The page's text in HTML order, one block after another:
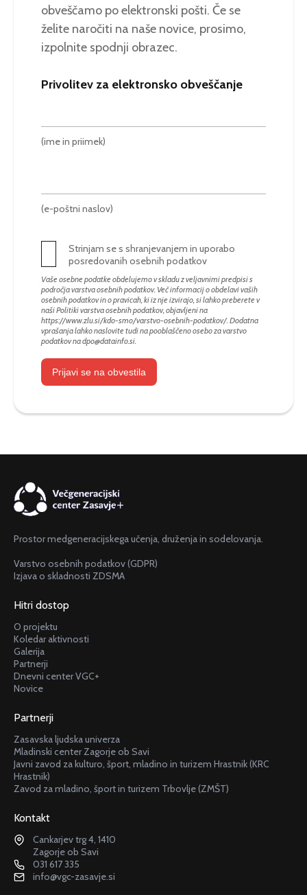
obveščamo po elektronski pošti. Če se
želite naročiti na naše novice, prosimo,
izpolnite spodnji obrazec.
Privolitev za elektronsko obveščanje
(ime in priimek)
(e-poštni naslov)
Strinjam se s shranjevanjem in uporabo
posredovanih osebnih podatkov
Vaše osebne podatke obdelujemo v skladu z veljavnimi predpisi s
področja varstva osebnih podatkov. Več informacij o obdelavi vaših
osebnih podatkov in o pravicah, ki iz nje izvirajo, si lahko preberete v
naši Politiki varstva osebnih podatkov, objavljeni na
https://www.zlu.si/kdo-smo/varstvo-osebnih-podatkov/. Dodatna
vprašanja lahko naslovite tudi na pooblaščeno osebo za varstvo
podatkov nadpo@datainfo.si
Prijavi se na obvestila
Prostor medgeneracijskega učenja, druženja in sodelovanja.
Varstvo osebnih podatkov (GDPR)
Izjava o skladnosti ZDSMA
Hitri dostop
O projektu
Koledar aktivnosti
Galerija
Partnerji
Dnevni center VGC+
Novice
Partnerji
Zasavska ljudska univerza
Mladinski center Zagorje ob Savi
Javni zavod za kulturo, šport, mladino in turizem Hrastnik (KRC
Hrastnik)
Zavod za mladino, šport in turizem Trbovlje (ZMŠT)
Kontakt
Cankarjev trg 4, 1410
Zagorje ob Savi
031 617 335
info@vgc-zasavje.si